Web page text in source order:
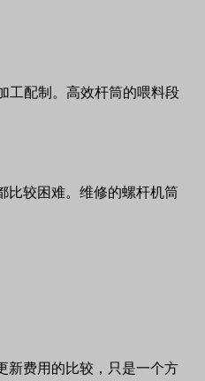
工配制。高效杆筒的喂料段
比较困难。维修的螺杆机筒
新费用的比较，只是一个方